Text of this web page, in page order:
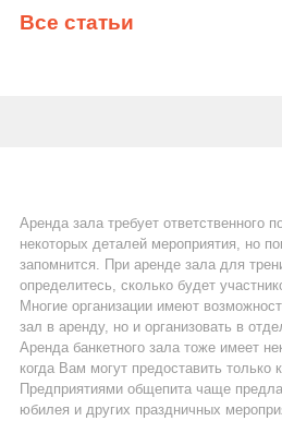
Все статьи
Аренда зала требует ответственного
некоторых деталей мероприятия, но
запомнится. При аренде зала для
определитесь, сколько будет
Многие организации имеют
зал в аренду, но и организовать в
Аренда банкетного зала тоже имеет
когда Вам могут предоставить только
Предприятиями общепита чаще
юбилея и других праздничных